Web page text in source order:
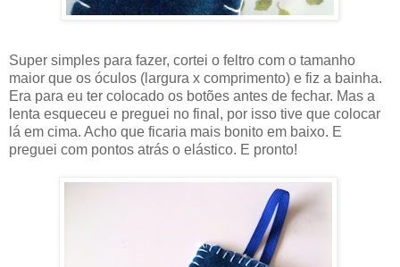
Super simples para fazer, cortei o feltro com o tamanho
maior que os óculos (largura x comprimento) e fiz a bainha.
Era para eu ter colocado os botões antes de fechar. Mas a
lenta esqueceu e preguei no final, por isso tive que colocar
lá em cima. Acho que ficaria mais bonito em baixo. E
preguei com pontos atrás o elástico. E pronto!